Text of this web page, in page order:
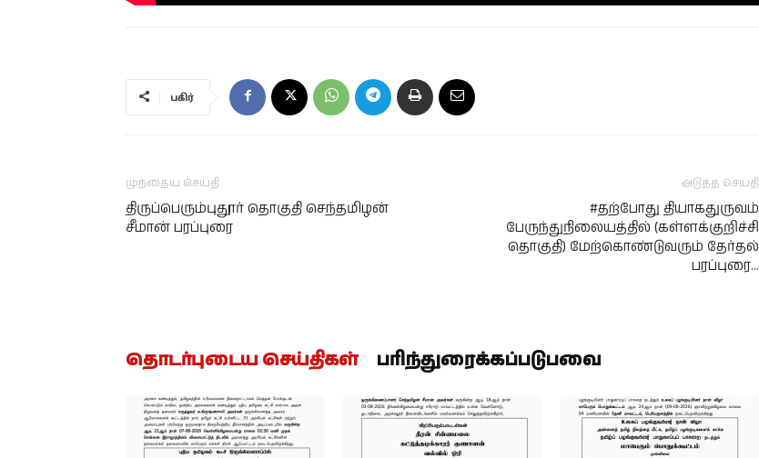
பகிர்
முந்தைய செய்தி
திருப்பெரும்புதூர் தொகுதி செந்தமிழன்
சீமான் பரப்புரை
அடுத்த செய்தி
#தற்போது தியாகதுருவம்
பேருந்துநிலையத்தில் (கள்ளக்குறிச்சி
தொகுதி) மேற்கொண்டுவரும் தேர்தல்
பரப்புரை…
தொடர்புடைய செய்திகள் பரிந்துரைக்கப்படுபவை